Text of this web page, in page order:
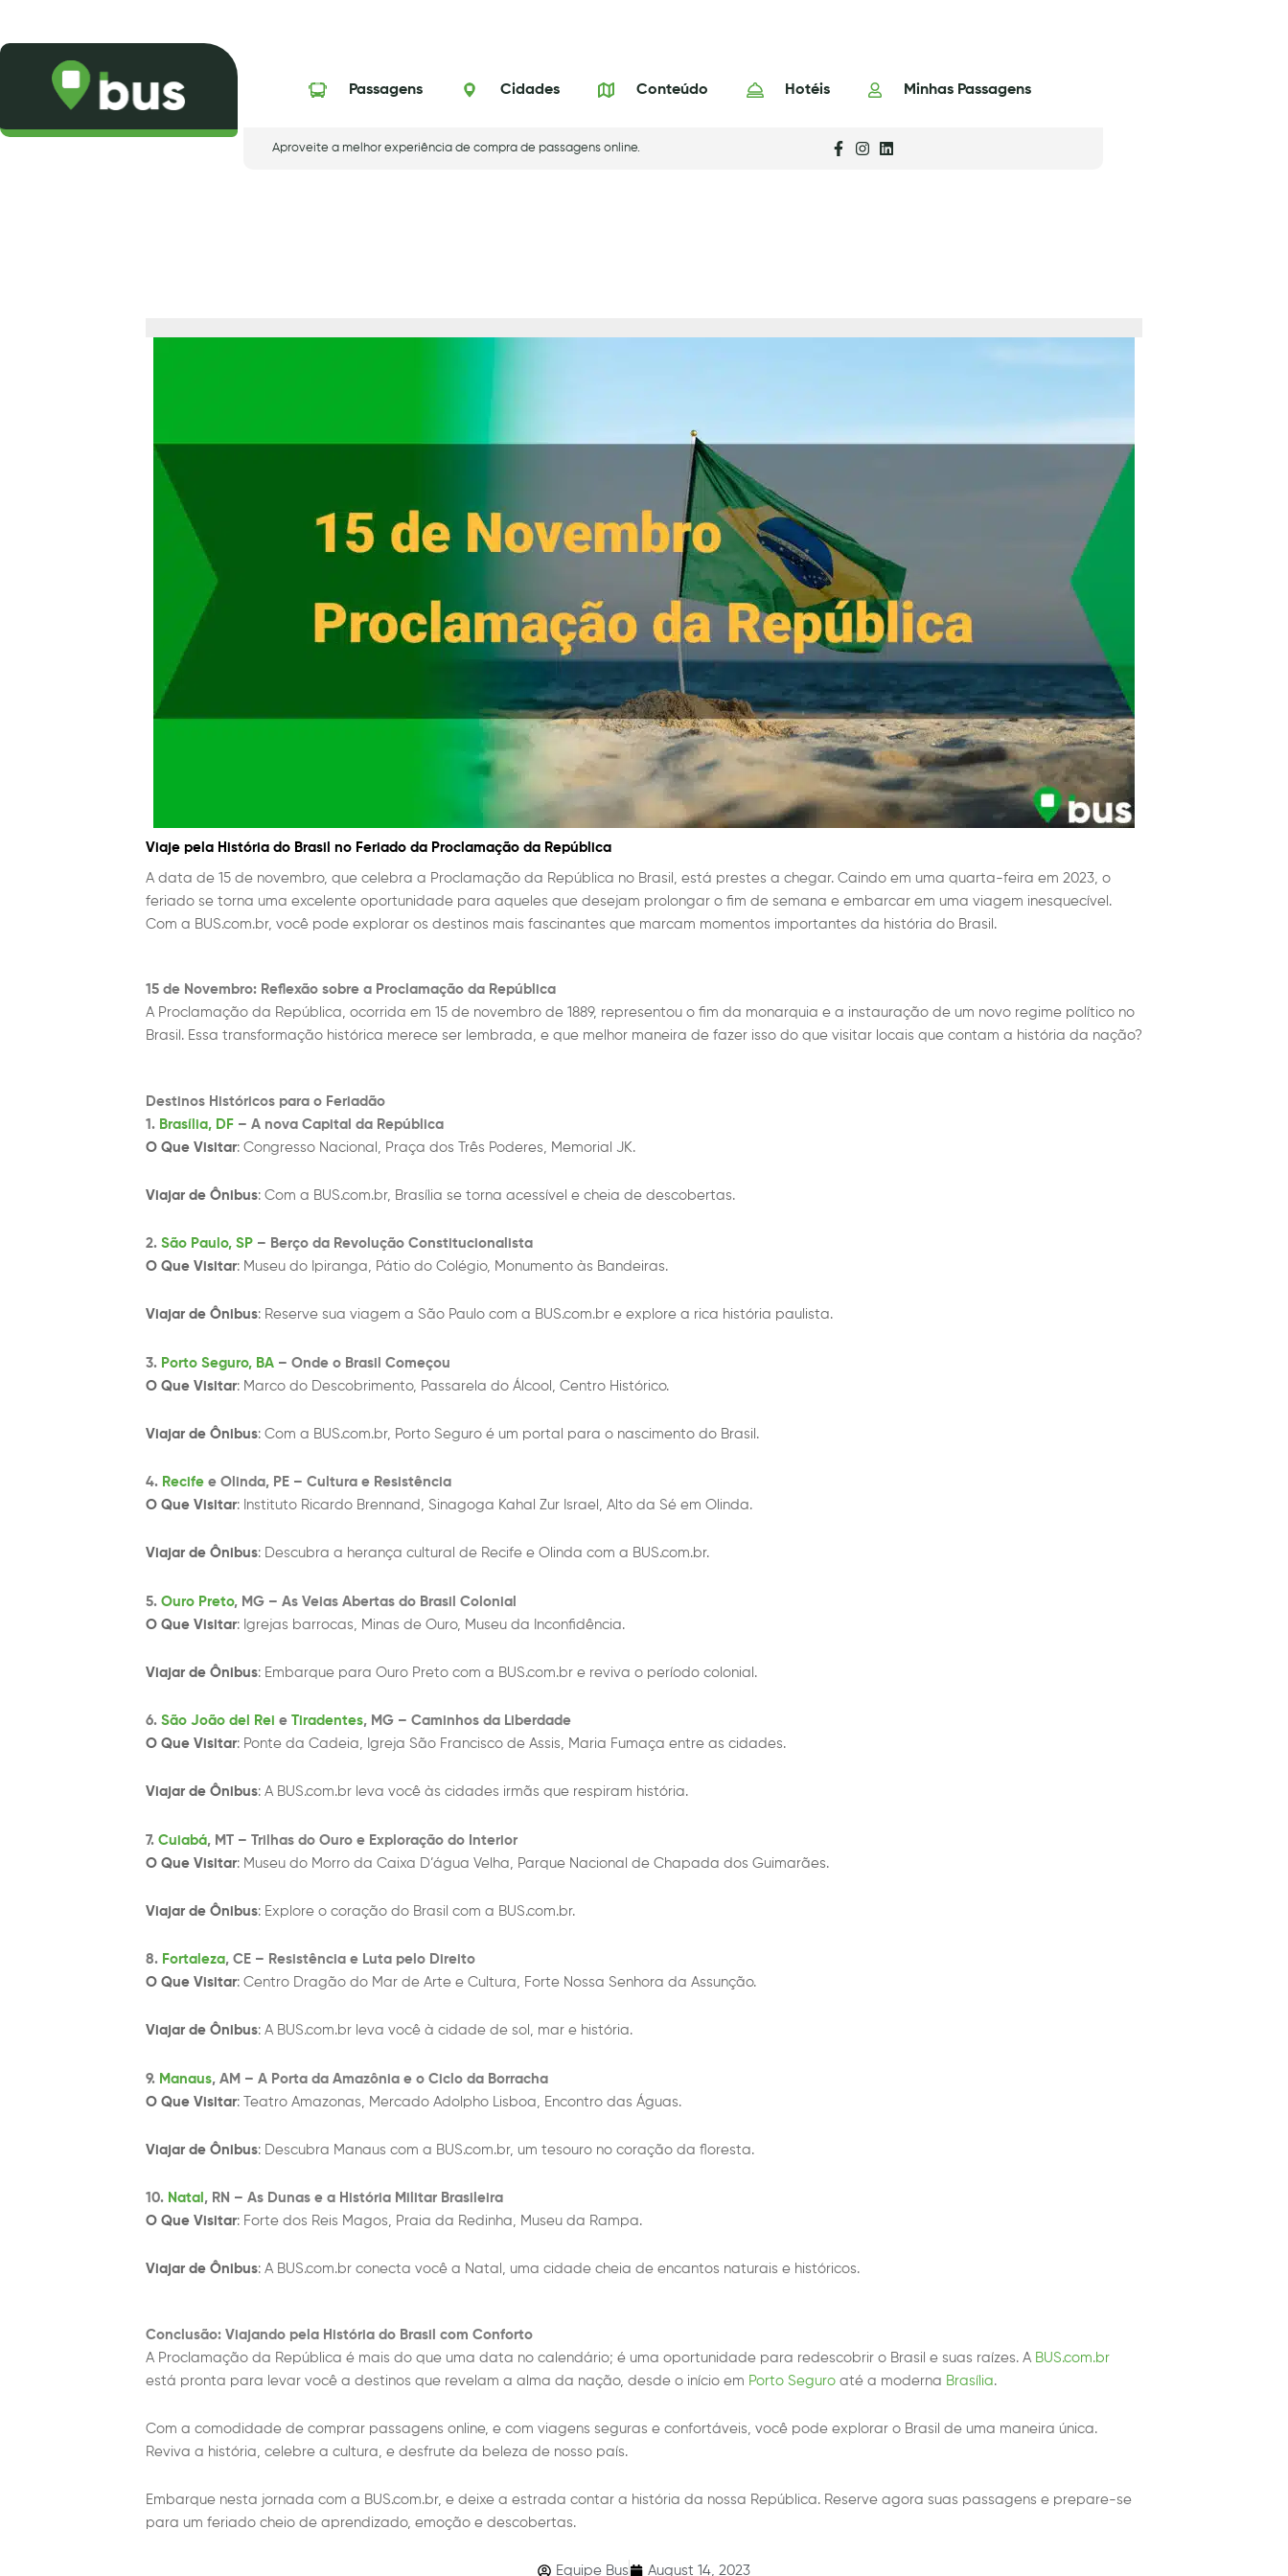
content
Passagens Cidades Conteúdo Hotéis Minhas Passagens
Aproveite a melhor experiência de compra de passagens online.
Viaje pela História do Brasil no Feriado da Proclamação da República
A data de 15 de novembro, que celebra a Proclamação da República no Brasil, está prestes a chegar. Caindo em uma quarta-feira em 2023, o
feriado se torna uma excelente oportunidade para aqueles que desejam prolongar o fim de semana e embarcar em uma viagem inesquecível.
Com a BUS.com.br, você pode explorar os destinos mais fascinantes que marcam momentos importantes da história do Brasil.
15 de Novembro: Reflexão sobre a Proclamação da República
A Proclamação da República, ocorrida em 15 de novembro de 1889, representou o fim da monarquia e a instauração de um novo regime político no
Brasil. Essa transformação histórica merece ser lembrada, e que melhor maneira de fazer isso do que visitar locais que contam a história da nação?
Destinos Históricos para o Feriadão
1. Brasília, DF – A nova Capital da República
O Que Visitar: Congresso Nacional, Praça dos Três Poderes, Memorial JK.
Viajar de Ônibus: Com a BUS.com.br, Brasília se torna acessível e cheia de descobertas.
2. São Paulo, SP – Berço da Revolução Constitucionalista
O Que Visitar: Museu do Ipiranga, Pátio do Colégio, Monumento às Bandeiras.
Viajar de Ônibus: Reserve sua viagem a São Paulo com a BUS.com.br e explore a rica história paulista.
3. Porto Seguro, BA – Onde o Brasil Começou
O Que Visitar: Marco do Descobrimento, Passarela do Álcool, Centro Histórico.
Viajar de Ônibus: Com a BUS.com.br, Porto Seguro é um portal para o nascimento do Brasil.
4. Recife e Olinda, PE – Cultura e Resistência
O Que Visitar: Instituto Ricardo Brennand, Sinagoga Kahal Zur Israel, Alto da Sé em Olinda.
Viajar de Ônibus: Descubra a herança cultural de Recife e Olinda com a BUS.com.br.
5. Ouro Preto, MG – As Veias Abertas do Brasil Colonial
O Que Visitar: Igrejas barrocas, Minas de Ouro, Museu da Inconfidência.
Viajar de Ônibus: Embarque para Ouro Preto com a BUS.com.br e reviva o período colonial.
6. São João del Rei e Tiradentes, MG – Caminhos da Liberdade
O Que Visitar: Ponte da Cadeia, Igreja São Francisco de Assis, Maria Fumaça entre as cidades.
Viajar de Ônibus: A BUS.com.br leva você às cidades irmãs que respiram história.
7. Cuiabá, MT – Trilhas do Ouro e Exploração do Interior
O Que Visitar: Museu do Morro da Caixa D’água Velha, Parque Nacional de Chapada dos Guimarães.
Viajar de Ônibus: Explore o coração do Brasil com a BUS.com.br.
8. Fortaleza, CE – Resistência e Luta pelo Direito
O Que Visitar: Centro Dragão do Mar de Arte e Cultura, Forte Nossa Senhora da Assunção.
Viajar de Ônibus: A BUS.com.br leva você à cidade de sol, mar e história.
9. Manaus, AM – A Porta da Amazônia e o Ciclo da Borracha
O Que Visitar: Teatro Amazonas, Mercado Adolpho Lisboa, Encontro das Águas.
Viajar de Ônibus: Descubra Manaus com a BUS.com.br, um tesouro no coração da floresta.
10. Natal , RN – As Dunas e a História Militar Brasileira
O Que Visitar: Forte dos Reis Magos, Praia da Redinha, Museu da Rampa.
Viajar de Ônibus: A BUS.com.br conecta você a Natal, uma cidade cheia de encantos naturais e históricos.
Conclusão: Viajando pela História do Brasil com Conforto
A Proclamação da República é mais do que uma data no calendário; é uma oportunidade para redescobrir o Brasil e suas raízes. A BUS.com.br
está pronta para levar você a destinos que revelam a alma da nação, desde o início em Porto Seguro até a moderna Brasília.
Com a comodidade de comprar passagens online, e com viagens seguras e confortáveis, você pode explorar o Brasil de uma maneira única.
Reviva a história, celebre a cultura, e desfrute da beleza de nosso país.
Embarque nesta jornada com a BUS.com.br, e deixe a estrada contar a história da nossa República. Reserve agora suas passagens e prepare-se
para um feriado cheio de aprendizado, emoção e descobertas.
Equipe Bus August 14, 2023